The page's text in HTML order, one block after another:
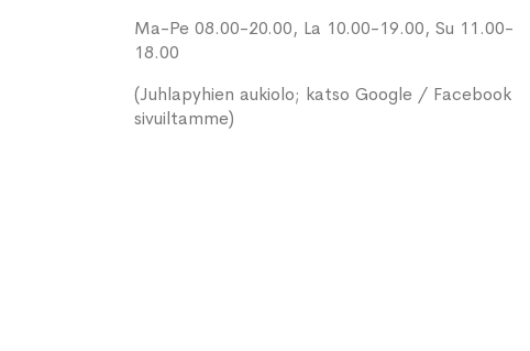
Ma-Pe 08.00-20.00, La 10.00-19.00, Su 11.00-
18.00
(Juhlapyhien aukiolo; katso Google / Facebook
sivuiltamme)